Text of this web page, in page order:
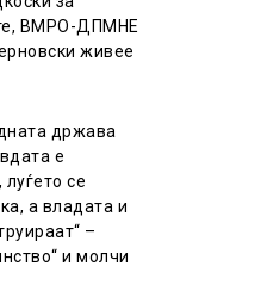
ВМРО-ДПМНЕ
живее
држава
е
се
а владата и
–
и молчи